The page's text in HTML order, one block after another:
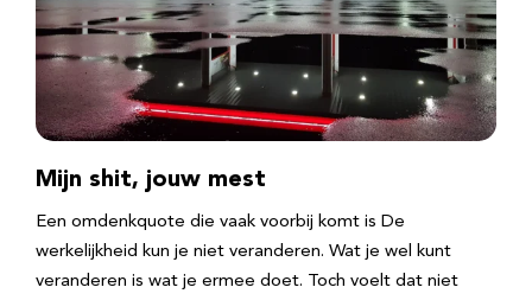
Mijn shit, jouw mest
Een omdenkquote die vaak voorbij komt is De
werkelijkheid kun je niet veranderen. Wat je wel kunt
veranderen is wat je ermee doet. Toch voelt dat niet